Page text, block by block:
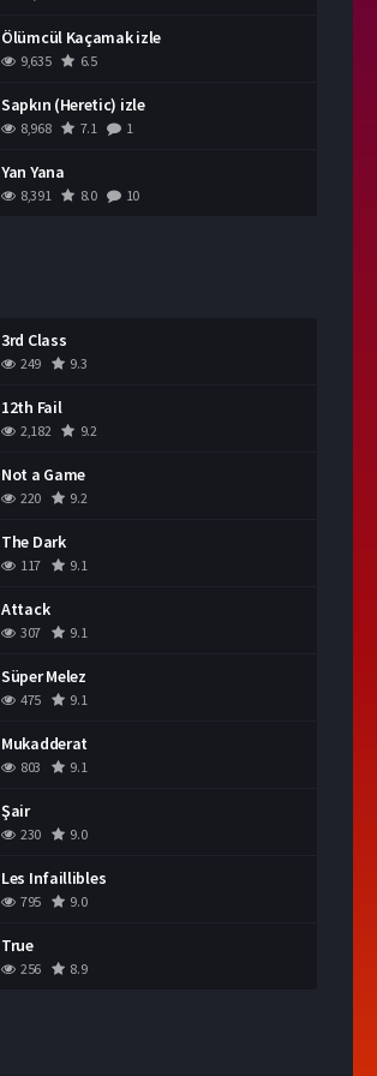
Ölümcül Kaçamak izle
9,635 6.5
Sapkın (Heretic) izle
8,968 7.1 1
Yan Yana
8,391 8.0 10
3rd Class
249 9.3
12th Fail
2,182 9.2
Not a Game
220 9.2
The Dark
117 9.1
Attack
307 9.1
Süper Melez
475 9.1
Mukadderat
803 9.1
Şair
230 9.0
Les Infaillibles
795 9.0
True
256 8.9